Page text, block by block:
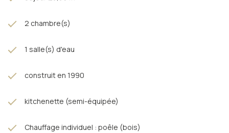
2 chambre(s)
1 salle(s) d'eau
construit en 1990
kitchenette (semi-équipée)
Chauffage individuel : poêle (bois)